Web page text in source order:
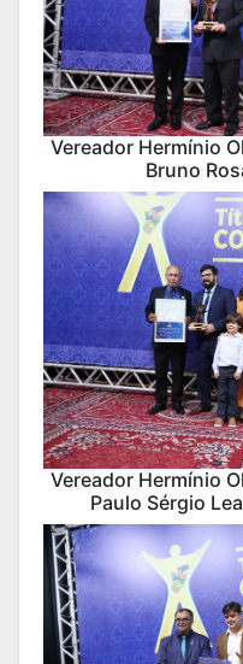
Vereador Hermínio
Bruno
Vereador Hermínio
Paulo Sérgio